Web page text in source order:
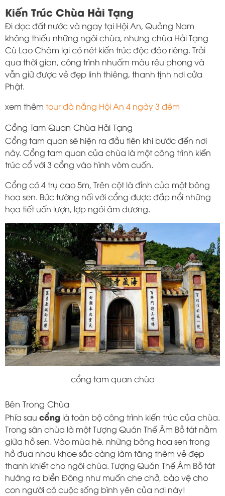
Kiến Trúc Chùa Hải Tạng
Đi dọc đất nước và ngay tại Hội An, Quảng Nam
không thiếu những ngôi chùa, nhưng chùa Hải Tạng
Cù Lao Chàm lại có nét kiến ​​trúc độc đáo riêng. Trải
qua thời gian, công trình nhuốm màu rêu phong và
vẫn giữ được vẻ đẹp linh thiêng, thanh tịnh nơi cửa
Phật.
xem thêm tour đà nẵng Hội An 4 ngày 3 đêm
Cổng Tam Quan Chùa Hải Tạng
Cổng tam quan sẽ hiện ra đầu tiên khi bước đến nơi
này. Cổng tam quan của chùa là một công trình kiến ​​
trúc cổ với 3 cổng vào hình vòm cuốn.
Cổng có 4 trụ cao 5m, Trên cột là đỉnh của một bông
hoa sen. Bức tường nối với cổng được đắp nổi những
họa tiết uốn lượn, lợp ngói âm dương.
cổng tam quan chùa
Bên Trong Chùa
Phía sau cổng là toàn bộ công trình kiến ​​trúc của chùa.
Trong sân chùa là một Tượng Quán Thế Âm Bồ tát nằm
giữa hồ sen. Vào mùa hè, những bông hoa sen trong
hồ đua nhau khoe sắc càng làm tăng thêm vẻ đẹp
thanh khiết cho ngôi chùa. Tượng Quán Thế Âm Bồ tát
hướng ra biển Đông như muốn che chở, bảo vệ cho
con người có cuộc sống bình yên của nơi này!